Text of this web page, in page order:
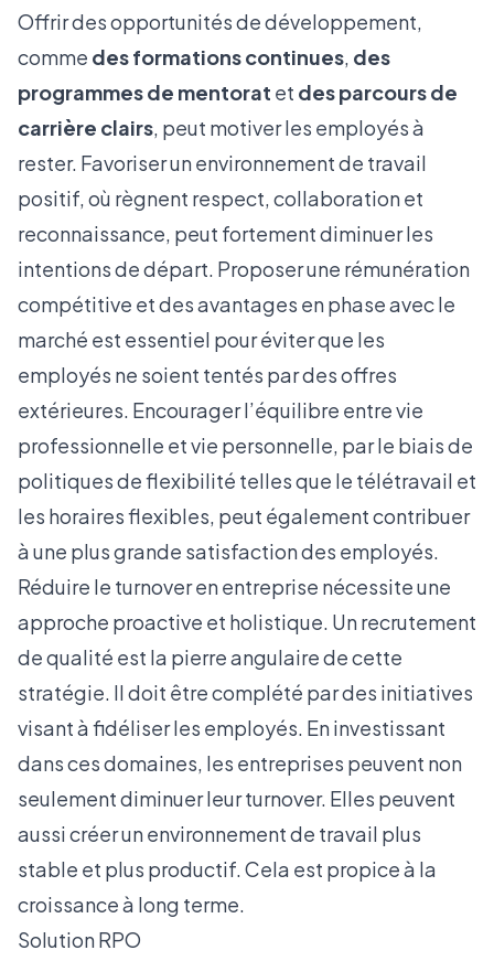
Offrir des opportunités de développement,
comme des formations continues, des
programmes de mentorat et des parcours de
carrière clairs, peut motiver les employés à
rester. Favoriser un environnement de travail
positif, où règnent respect, collaboration et
reconnaissance, peut fortement diminuer les
intentions de départ. Proposer une rémunération
compétitive et des avantages en phase avec le
marché est essentiel pour éviter que les
employés ne soient tentés par des offres
extérieures. Encourager l’équilibre entre vie
professionnelle et vie personnelle, par le biais de
politiques de flexibilité telles que le télétravail et
les horaires flexibles, peut également contribuer
à une plus grande satisfaction des employés.
Réduire le turnover en entreprise nécessite une
approche proactive et holistique. Un recrutement
de qualité est la pierre angulaire de cette
stratégie. Il doit être complété par des initiatives
visant à fidéliser les employés. En investissant
dans ces domaines, les entreprises peuvent non
seulement diminuer leur turnover. Elles peuvent
aussi créer un environnement de travail plus
stable et plus productif. Cela est propice à la
croissance à long terme.
Solution RPO